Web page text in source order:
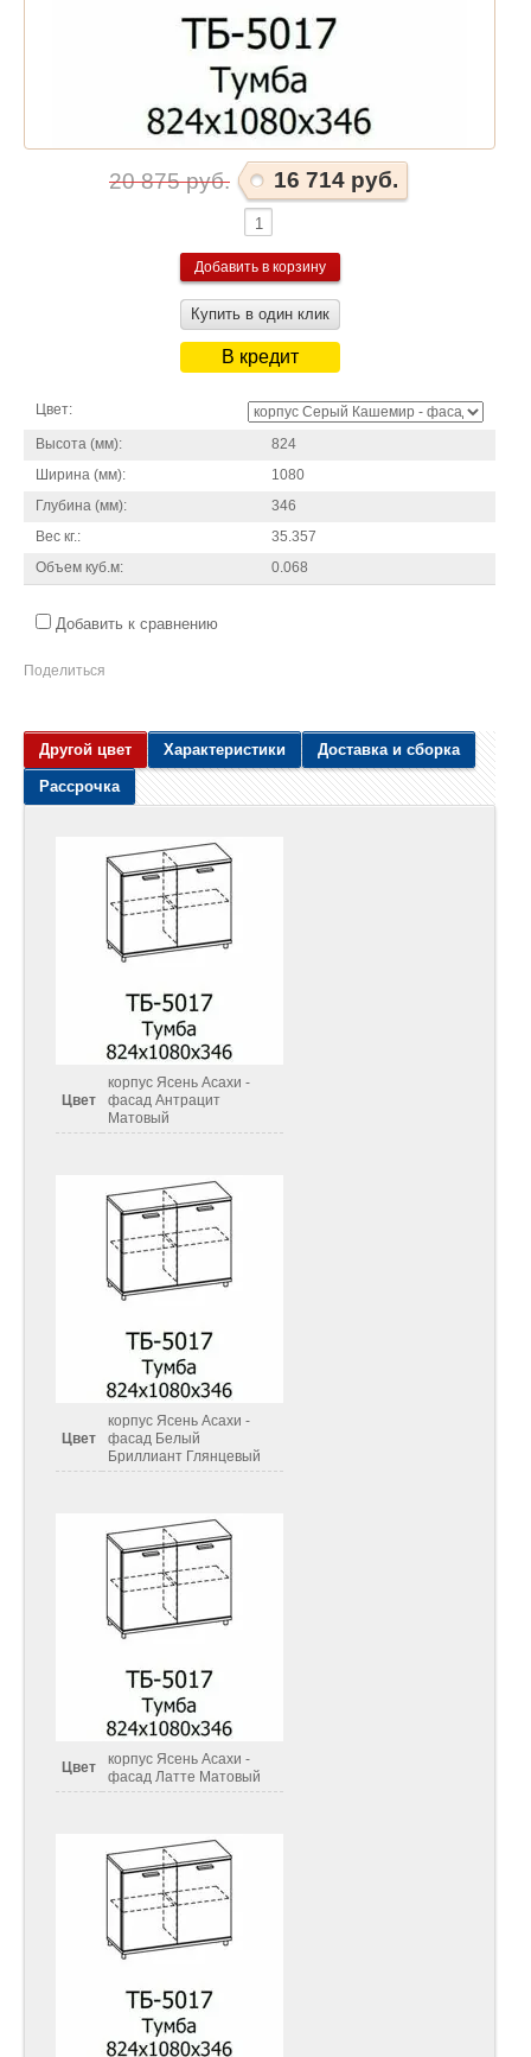
20 875 руб. 16 714 руб.
Купить в один клик
В кредит
Цвет:
Высота (мм):
824
Ширина (мм):
1080
Глубина (мм):
346
Вес кг.:
35.357
Объем куб.м:
0.068
Добавить к сравнению
Поделиться
Другой цвет Характеристики Доставка и сборка
Рассрочка
Цвет
корпус Ясень Асахи -
фасад Антрацит
Матовый
Цвет
корпус Ясень Асахи -
фасад Белый
Бриллиант Глянцевый
Цвет
корпус Ясень Асахи -
фасад Латте Матовый